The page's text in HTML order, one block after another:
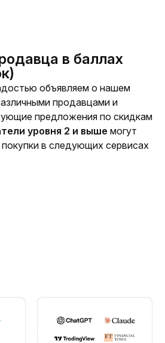
в баллах
объявляем о нашем
продавцами и
предложения по скидкам
уровня 2 и выше могут
покупки в следующих сервисах